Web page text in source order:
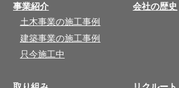
事業紹介
土木事業の施工事例
建築事業の施工事例
只今施工中
会社の歴史